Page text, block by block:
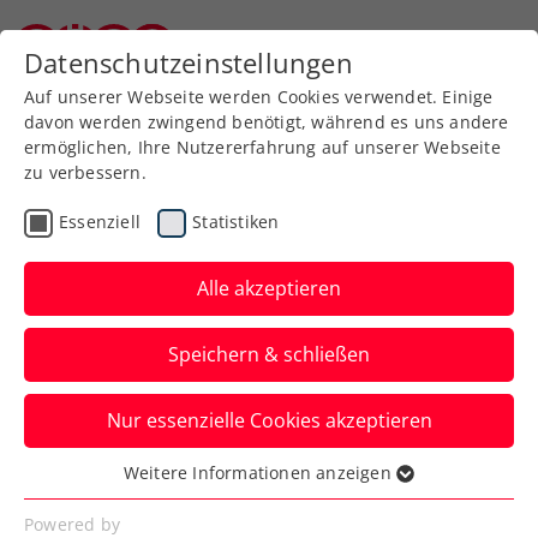
Zurück zur Newsübersicht
Turniere
ITF Nairobi: Gschiel erhält
nächste Chance auf
Einzel-Premierentitel
Die ÖTV-Nachwuchshoffnung steht auch
beim zweiten internationalen
Jugendturnier in Kenia im Finale.
Verfasst von: Manuel Wachta, 18.05.2023
Datenschutzeinstellungen
Auf unserer Webseite werden Cookies verwendet. Einige
davon werden zwingend benötigt, während es uns andere
ermöglichen, Ihre Nutzererfahrung auf unserer Webseite
zu verbessern.
Essenziell Statistiken
Alle akzeptieren
Speichern & schließen
Nur essenzielle Cookies akzeptieren
Essenziell
Essenzielle Cookies werden für grundlegende
Weitere Informationen anzeigen
Powered by